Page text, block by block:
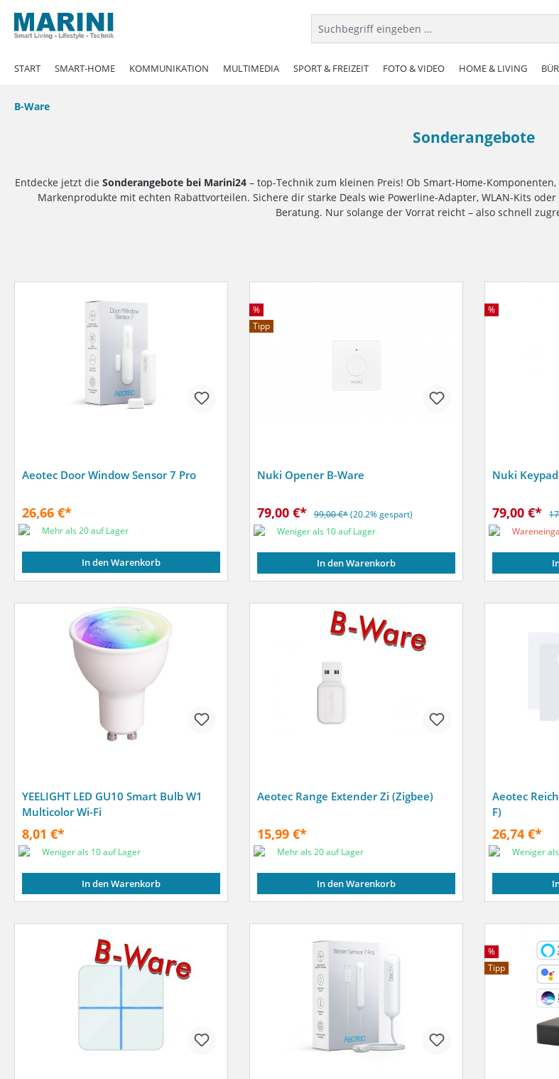
Zur Hauptnavigation springen
START SMART-HOME KOMMUNIKATION MULTIMEDIA SPORT & FREIZEIT FOTO & VIDEO HOME & LIVING
B-Ware
Sonderangebote
Entdecke jetzt die Sonderangebote bei Marini24 – top-Technik zum kleinen Preis! Ob Smart-Home-
Markenprodukte mit echten Rabattvorteilen. Sichere dir starke Deals wie Powerline-Adapter, WLAN-Kits
Beratung. Nur solange der Vorrat reicht – also schnell
Aeotec Door Window Sensor 7 Pro
26,66 €*
Mehr als 20 auf Lager
In den Warenkorb
%
Tipp
Nuki Opener B-Ware
79,00 €* 99,00 €*(20.2% gespart)
Weniger als 10 auf Lager
In den Warenkorb
%
Nuki
79,00 €*
YEELIGHT LED GU10 Smart Bulb W1
Multicolor Wi-Fi
8,01 €*
Weniger als 10 auf Lager
In den Warenkorb
Aeotec Range Extender Zi (Zigbee)
15,99 €*
Mehr als 20 auf Lager
In den Warenkorb
Aeotec
F)
26,74 €*
Weniger
%
Tipp